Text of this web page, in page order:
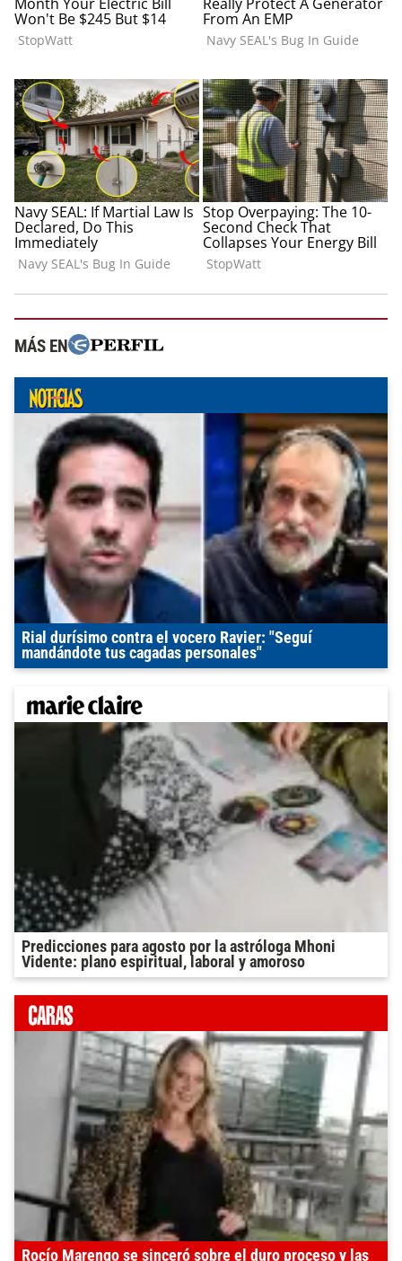
MÁS EN
Rial durísimo contra el vocero Ravier: "Seguí
mandándote tus cagadas personales"
Predicciones para agosto por la astróloga Mhoni
Vidente: plano espiritual, laboral y amoroso
Rocío Marengo se sinceró sobre el duro proceso y las